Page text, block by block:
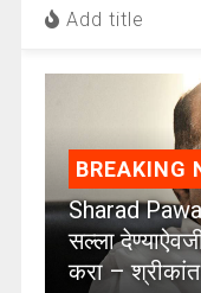
Add title
BREAKING
Sharad
सल्ला
करा – श्रीकांत